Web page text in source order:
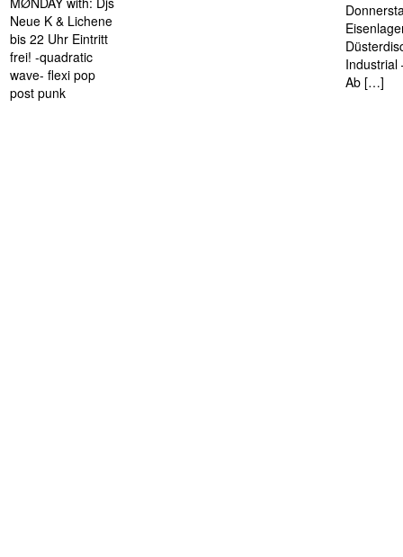
Neue K & Lichene
bis 22 Uhr Eintritt
frei! -quadratic
wave- flexi pop
post punk
Industrial
Ab […]